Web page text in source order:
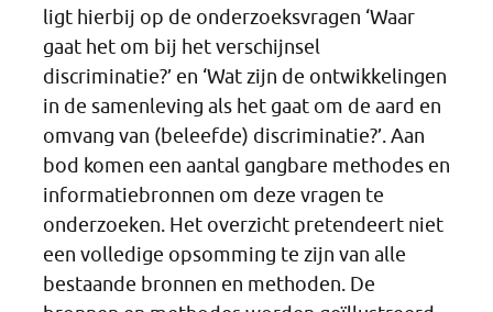
ligt hierbij op de onderzoeksvragen ‘Waar
gaat het om bij het verschijnsel
discriminatie?’ en ‘Wat zijn de ontwikkelingen
in de samenleving als het gaat om de aard en
omvang van (beleefde) discriminatie?’. Aan
bod komen een aantal gangbare methodes en
informatiebronnen om deze vragen te
onderzoeken. Het overzicht pretendeert niet
een volledige opsomming te zijn van alle
bestaande bronnen en methoden. De